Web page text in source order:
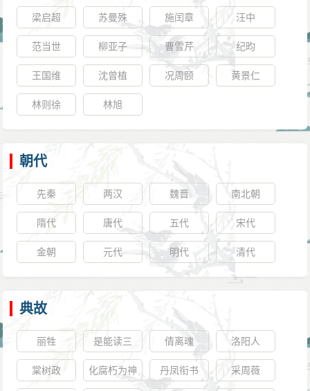
梁启超 苏曼殊 施闰章 汪中
范当世 柳亚子 曹雪芹 纪昀
王国维 沈曾植 况周颐 黄景仁
林则徐 林旭
朝代
先秦 两汉 魏晋 南北朝
隋代 唐代 五代 宋代
金朝 元代 明代 清代
典故
丽牲
是能读三
坟、五典、
八索、九丘
倩离魂 洛阳人
棠树政
化腐朽为神
丹凤衔书 采周薇